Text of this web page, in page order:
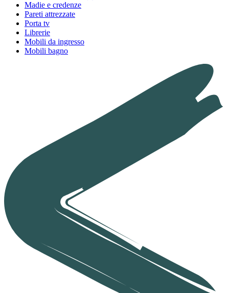
Madie e credenze
Pareti attrezzate
Porta tv
Librerie
Mobili da ingresso
Mobili bagno